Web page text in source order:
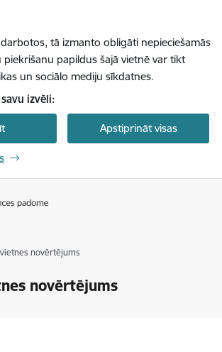
tā izmanto obligāti nepieciešamās
piekrišanu papildus šajā vietnē var tikt
un sociālo mediju sīkdatnes.
izvēli:
Apstiprināt visas
novērtējums
novērtējums